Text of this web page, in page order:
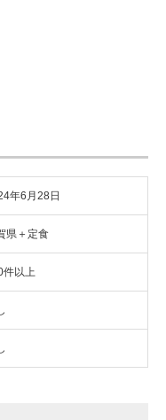
年6月28日
県＋定食
件以上